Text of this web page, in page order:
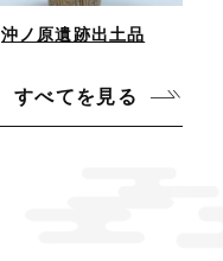
沖ノ原遺跡出土品
すべてを見る